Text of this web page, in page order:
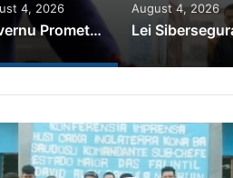
4, 2026
Governu Promete Tau Prioridade ba Setór Minerais no Setór Produtivu
August 4, 2026